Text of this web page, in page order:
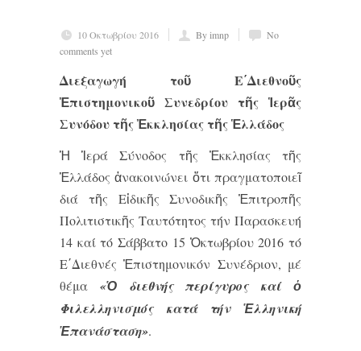
10 Οκτωβρίου 2016 By imnp
No
comments yet
Διεξαγωγή τοῦ Ε΄Διεθνοῦς
Ἐπιστημονικοῦ Συνεδρίου τῆς Ἱερᾶς
Συνόδου τῆς Ἐκκλησίας τῆς Ἑλλάδος
Ἡ Ἱερά Σύνοδος τῆς Ἐκκλησίας τῆς
Ἑλλάδος ἀνακοινώνει ὅτι πραγματοποιεῖ
διά τῆς Εἰδικῆς Συνοδικῆς Ἐπιτροπῆς
Πολιτιστικῆς Ταυτότητος τήν Παρασκευή
14 καί τό Σάββατο 15 Ὀκτωβρίου 2016 τό
Ε΄Διεθνές Ἐπιστημονικόν Συνέδριον, μέ
θέμα «Ὁ διεθνής περίγυρος καί ὁ
Φιλελληνισμός κατά τήν Ἑλληνική
Ἐπανάσταση».